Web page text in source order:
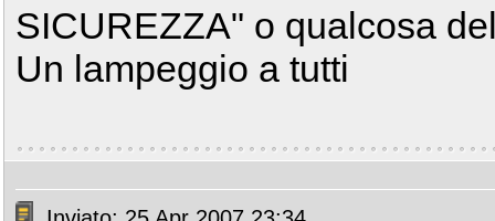
SICUREZZA" o qualcosa
Un lampeggio a tutti